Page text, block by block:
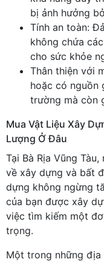
bị ảnh hưởng
Tính an toàn:
không chứa
cho sức khỏe
Thân thiện với
hoặc có nguồn
trường mà còn
Mua Vật Liệu Xây
Lượng Ở Đâu
Tại Bà Rịa Vũng
về xây dựng và bất
dựng không ngừng
của bạn được xây
việc tìm kiếm một
trọng.
Một trong những